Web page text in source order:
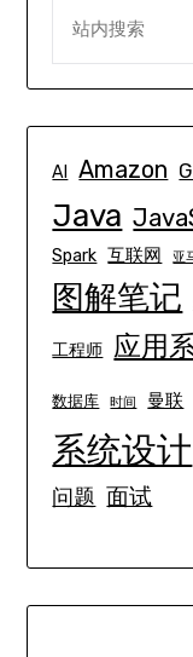
AI Amazon
Java
Spark 互联网 亚
图解笔记
工程师 应用
数据库 时间 曼联
系统设计
问题 面试